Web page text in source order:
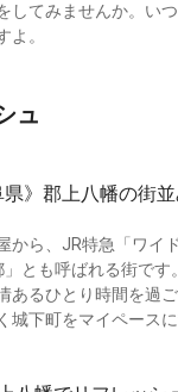
てみませんか。い
。
ュ
ら、JR特急「ワイ
とも呼ばれる街で
あるひとり時間を過
下町をマイペース